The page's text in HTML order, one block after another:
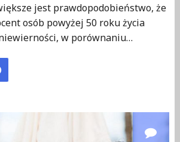
jest prawdopodobieństwo, że
osób powyżej 50 roku życia
w porównaniu…